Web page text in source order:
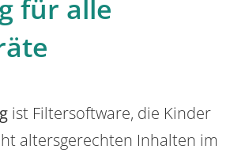
für alle
ist Filtersoftware, die Kinder
altersgerechten Inhalten im